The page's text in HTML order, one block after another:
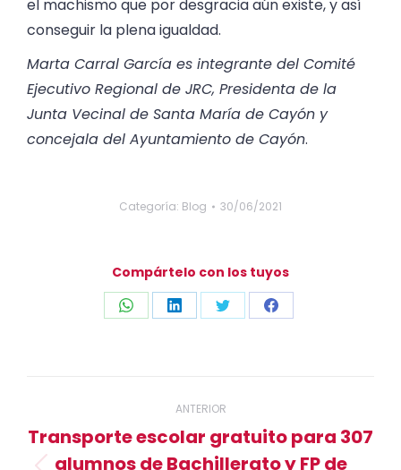
el machismo que por desgracia aún existe, y así
conseguir la plena igualdad.
Marta Carral García es integrante del Comité
Ejecutivo Regional de JRC, Presidenta de la
Junta Vecinal de Santa María de Cayón y
concejala del Ayuntamiento de Cayón.
Categoría: Blog 30/06/2021
Compártelo con los tuyos
CompartirCompartirCompartirCompartir
Navegación
entre
ANTERIOR
Transporte escolar gratuito para 307
alumnos de Bachillerato y FP de